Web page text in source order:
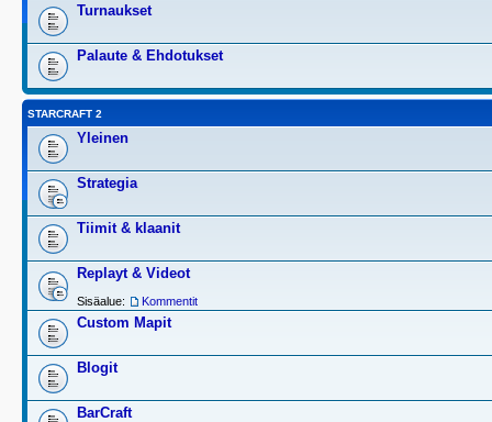
Turnaukset
Palaute & Ehdotukset
STARCRAFT 2
Yleinen
Strategia
Tiimit & klaanit
Replayt & Videot
Sisäalue: Kommentit
Custom Mapit
Blogit
BarCraft